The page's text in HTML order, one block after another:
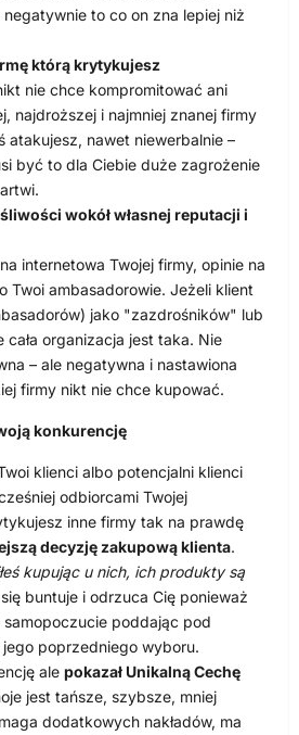
to co on zna lepiej niż
którą krytykujesz
nie chce kompromitować ani
najdroższej i najmniej znanej firmy
atakujesz, nawet niewerbalnie –
być to dla Ciebie duże zagrożenie
wokół własnej reputacji i
internetowa Twojej firmy, opinie na
Twoi ambasadorowie. Jeżeli klient
jako "zazdrośników" lub
organizacja jest taka. Nie
– ale negatywna i nastawiona
firmy nikt nie chce kupować.
konkurencję
klienci albo potencjalni klienci
odbiorcami Twojej
inne firmy tak na prawdę
decyzję zakupową klienta.
kupując u nich, ich produkty są
buntuje i odrzuca Cię ponieważ
samopoczucie poddając pod
jego poprzedniego wyboru.
ale pokazał Unikalną Cechę
jest tańsze, szybsze, mniej
dodatkowych nakładów, ma